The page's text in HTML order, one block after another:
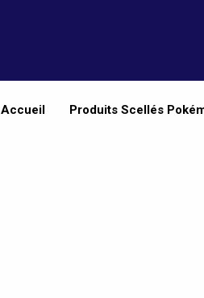
Accueil Produits Scellés